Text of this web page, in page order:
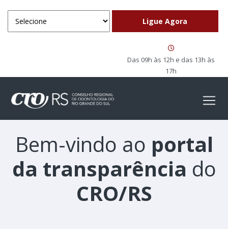
Das 09h às 12h e das 13h às
17h
Bem-vindo ao portal
da transparência do
CRO/RS